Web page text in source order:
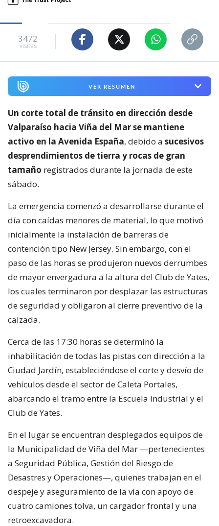
3472
visitas
VER RESUMEN
Un corte total de tránsito en dirección desde
Valparaíso hacia Viña del Mar se mantiene
activo en la Avenida España, debido a sucesivos
desprendimientos de tierra y rocas de gran
tamaño registrados durante la jornada de este
sábado.
La emergencia comenzó a desarrollarse durante el
día con caídas menores de material, lo que motivó
inicialmente la instalación de barreras de
contención tipo New Jersey. Sin embargo, con el
paso de las horas se produjeron nuevos derrumbes
de mayor envergadura a la altura del Club de Yates,
los cuales terminaron por desplazar las estructuras
de seguridad y obligaron al cierre preventivo de la
calzada.
Cerca de las 17:30 horas se determinó la
inhabilitación de todas las pistas con dirección a la
Ciudad Jardín, estableciéndose el corte y desvío de
vehículos desde el sector de Caleta Portales,
abarcando el tramo entre la Escuela Industrial y el
Club de Yates.
En el lugar se encuentran desplegados equipos de
la Municipalidad de Viña del Mar —pertenecientes
a Seguridad Pública, Gestión del Riesgo de
Desastres y Operaciones—, quienes trabajan en el
despeje y aseguramiento de la vía con apoyo de
cuatro camiones tolva, un cargador frontal y una
retroexcavadora.